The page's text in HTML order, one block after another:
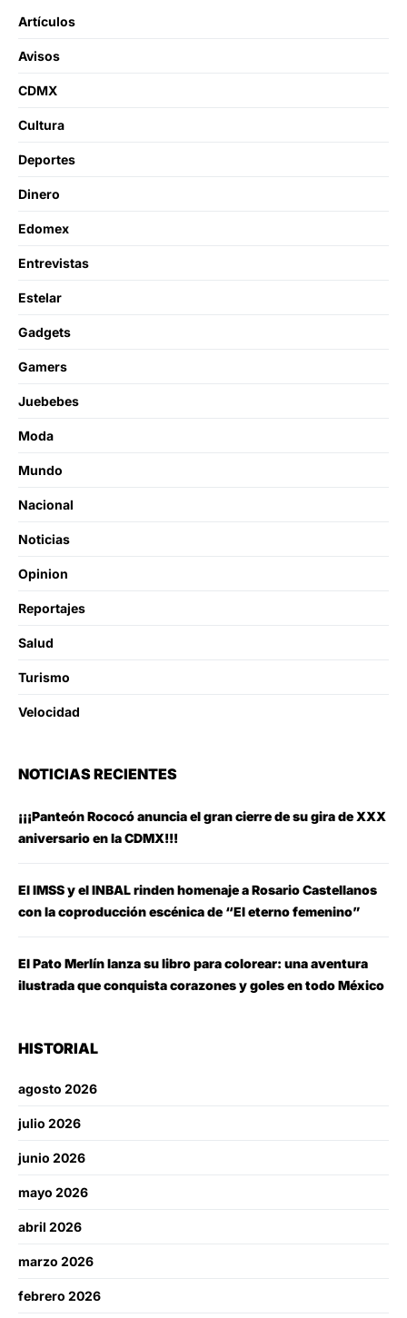
Artículos
Avisos
CDMX
Cultura
Deportes
Dinero
Edomex
Entrevistas
Estelar
Gadgets
Gamers
Juebebes
Moda
Mundo
Nacional
Noticias
Opinion
Reportajes
Salud
Turismo
Velocidad
NOTICIAS RECIENTES
¡¡¡Panteón Rococó anuncia el gran cierre de su gira de XXX
aniversario en la CDMX!!!
El IMSS y el INBAL rinden homenaje a Rosario Castellanos
con la coproducción escénica de “El eterno femenino”
El Pato Merlín lanza su libro para colorear: una aventura
ilustrada que conquista corazones y goles en todo México
HISTORIAL
agosto 2026
julio 2026
junio 2026
mayo 2026
abril 2026
marzo 2026
febrero 2026